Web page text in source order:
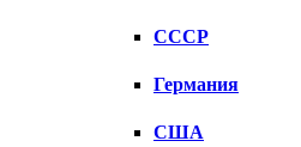
СССР
Германия
США